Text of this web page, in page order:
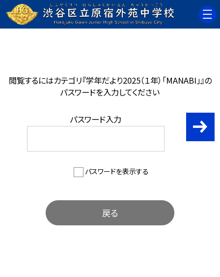
閲覧するにはカテゴリ『学年だより2025（１年）「MANABI」』の
パスワードを入力してください
パスワード入力
パスワードを表示する
戻る